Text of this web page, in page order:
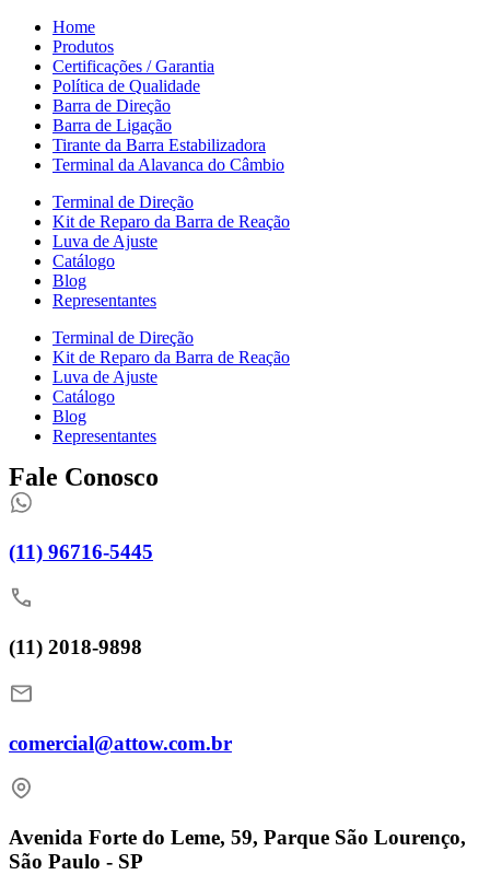
Home
Produtos
Certificações / Garantia
Política de Qualidade
Barra de Direção
Barra de Ligação
Tirante da Barra Estabilizadora
Terminal da Alavanca do Câmbio
Terminal de Direção
Kit de Reparo da Barra de Reação
Luva de Ajuste
Catálogo
Blog
Representantes
Terminal de Direção
Kit de Reparo da Barra de Reação
Luva de Ajuste
Catálogo
Blog
Representantes
Fale Conosco
(11) 96716-5445
(11) 2018-9898
comercial@attow.com.br
Avenida Forte do Leme, 59, Parque São Lourenço,
São Paulo - SP